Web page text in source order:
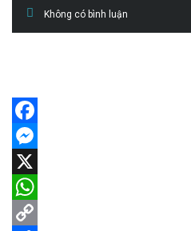
Không có bình luận
Facebook
Messenger
X
WhatsApp